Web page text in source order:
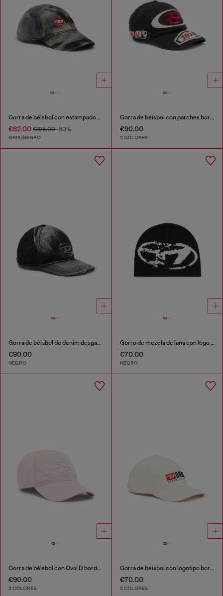
Gorra de béisbol con estampado de camuflaje por toda la superficie
€62.00 €125.00-50%
GRIS/NEGRO
Gorra de béisbol con parches bordados
€90.00
2 COLORES
Gorra de béisbol de denim desgastado
€90.00
NEGRO
Gorro de mezcla de lana con logo Oval D
€70.00
NEGRO
Gorra de béisbol con Oval D bordado
€90.00
2 COLORES
Gorra de béisbol con logotipo bordado
€70.00
2 COLORES